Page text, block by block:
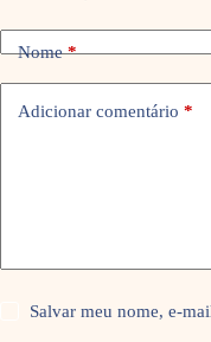
Nome*
Adicionar comentário *
Salvar meu nome, e-